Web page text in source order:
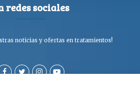
redes sociales
noticias y ofertas en tratamientos!